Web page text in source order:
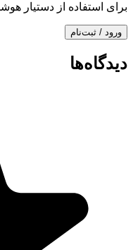
برای استفاده از دستیار
ورود / ثبت‌نام
دیدگاه‌ها